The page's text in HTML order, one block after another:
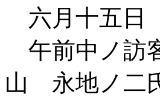
六月十五
午前中ノ訪
山 永地ノ二